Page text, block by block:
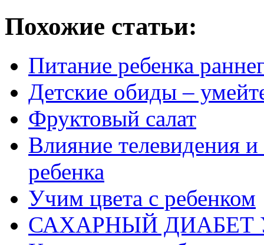
Похожие статьи:
Питание ребенка
Детские обиды –
Фруктовый салат
Влияние телевидения
ребенка
Учим цвета с ребенком
САХАРНЫЙ ДИАБЕТ